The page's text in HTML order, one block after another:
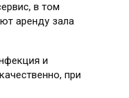
в том
аренду зала
и
при